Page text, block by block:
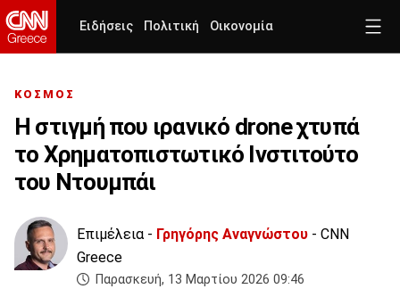
Ειδήσεις Πολιτική Οικονομία
ΚΟΣΜΟΣ
Η στιγμή που ιρανικό drone χτυπά
το Χρηματοπιστωτικό Ινστιτούτο
του Ντουμπάι
Επιμέλεια - Γρηγόρης Αναγνώστου - CNN
Greece
Παρασκευή, 13 Μαρτίου 2026 09:46